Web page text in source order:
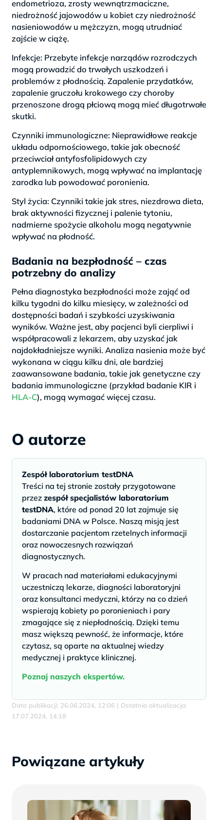
endometrioza, zrosty wewnątrzmaciczne,
niedrożność jajowodów u kobiet czy niedrożność
nasieniowodów u mężczyzn, mogą utrudniać
zajście w ciążę.
Infekcje: Przebyte infekcje narządów rozrodczych
mogą prowadzić do trwałych uszkodzeń i
problemów z płodnością. Zapalenie przydatków,
zapalenie gruczołu krokowego czy choroby
przenoszone drogą płciową mogą mieć długotrwałe
skutki.
Czynniki immunologiczne: Nieprawidłowe reakcje
układu odpornościowego, takie jak obecność
przeciwciał antyfosfolipidowych czy
antyplemnikowych, mogą wpływać na implantację
zarodka lub powodować poronienia.
Styl życia: Czynniki takie jak stres, niezdrowa dieta,
brak aktywności fizycznej i palenie tytoniu,
nadmierne spożycie alkoholu mogą negatywnie
wpływać na płodność.
Badania na bezpłodność – czas
potrzebny do analizy
Pełna diagnostyka bezpłodności może zająć od
kilku tygodni do kilku miesięcy, w zależności od
dostępności badań i szybkości uzyskiwania
wyników. Ważne jest, aby pacjenci byli cierpliwi i
współpracowali z lekarzem, aby uzyskać jak
najdokładniejsze wyniki. Analiza nasienia może być
wykonana w ciągu kilku dni, ale bardziej
zaawansowane badania, takie jak genetyczne czy
badania immunologiczne (przykład badanie KIR i
HLA-C), mogą wymagać więcej czasu.
O autorze
Zespół laboratorium testDNA
Treści na tej stronie zostały przygotowane
przez zespół specjalistów laboratorium
testDNA, które od ponad 20 lat zajmuje się
badaniami DNA w Polsce. Naszą misją jest
dostarczanie pacjentom rzetelnych informacji
oraz nowoczesnych rozwiązań
diagnostycznych.
W pracach nad materiałami edukacyjnymi
uczestniczą lekarze, diagności laboratoryjni
oraz konsultanci medyczni, którzy na co dzień
wspierają kobiety po poronieniach i pary
zmagające się z niepłodnością. Dzięki temu
masz większą pewność, że informacje, które
czytasz, są oparte na aktualnej wiedzy
medycznej i praktyce klinicznej.
Poznaj naszych ekspertów.
Data publikacji: 26.06.2024, 12:06 | Ostatnia aktualizacja:
17.07.2024, 14:18
Powiązane artykuły